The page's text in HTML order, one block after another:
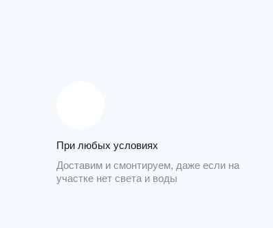
При любых условиях
Доставим и смонтируем, даже если на
участке нет света и воды